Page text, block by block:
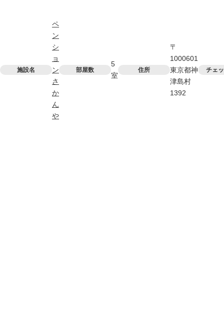
施設名
ペ
ン
シ
ョ
ン
さ
か
ん
や
部屋数
5
室
住所
〒
1000601
東京都神
津島村
1392
チェ